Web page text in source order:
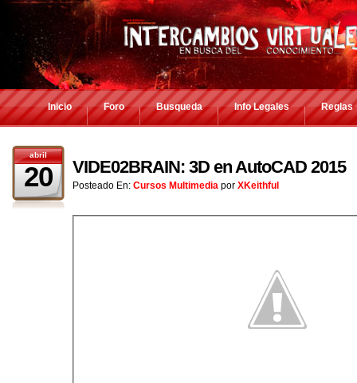
Inicio Foro Busqueda Info Legales Reglas
abril
20 VIDE02BRAIN: 3D en AutoCAD 2015
Posteado En: Cursos Multimedia por XKeithful